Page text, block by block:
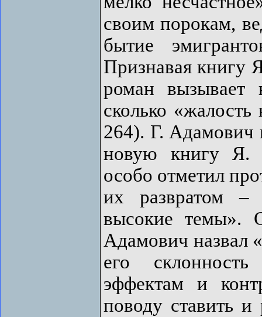
своим порокам,
бытие
Признавая книгу
роман вызывает
сколько
264). Г. Адамович
новую книгу Я.
особо отметил
их развратом –
высокие темы».
Адамович назвал
его
эффектам и
поводу ставить